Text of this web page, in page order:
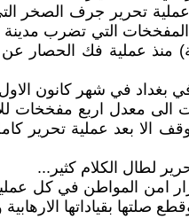
المفخخات التي تضرب
منذ عملية فك الحصار
لطال الكلام كثير...
المواطن في كل عملية
صلتها بقياداتها